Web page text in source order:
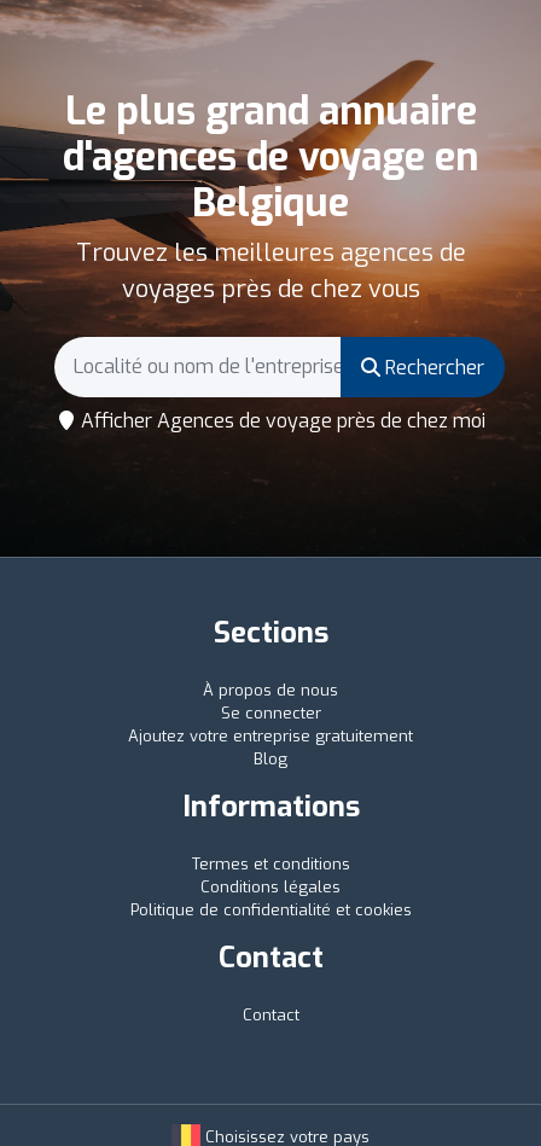
Le plus grand annuaire
d'agences de voyage en
Belgique
Trouvez les meilleures agences de
voyages près de chez vous
Rechercher
Afficher Agences de voyage près de chez moi
Sections
À propos de nous
Se connecter
Ajoutez votre entreprise gratuitement
Blog
Informations
Termes et conditions
Conditions légales
Politique de confidentialité et cookies
Contact
Contact
Choisissez votre pays